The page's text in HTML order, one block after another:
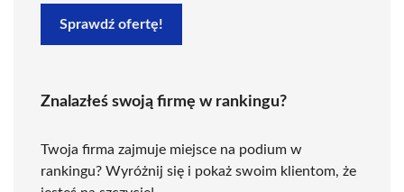
Sprawdź ofertę!
Znalazłeś swoją firmę w rankingu?
Twoja firma zajmuje miejsce na podium w
rankingu? Wyróżnij się i pokaż swoim klientom, że